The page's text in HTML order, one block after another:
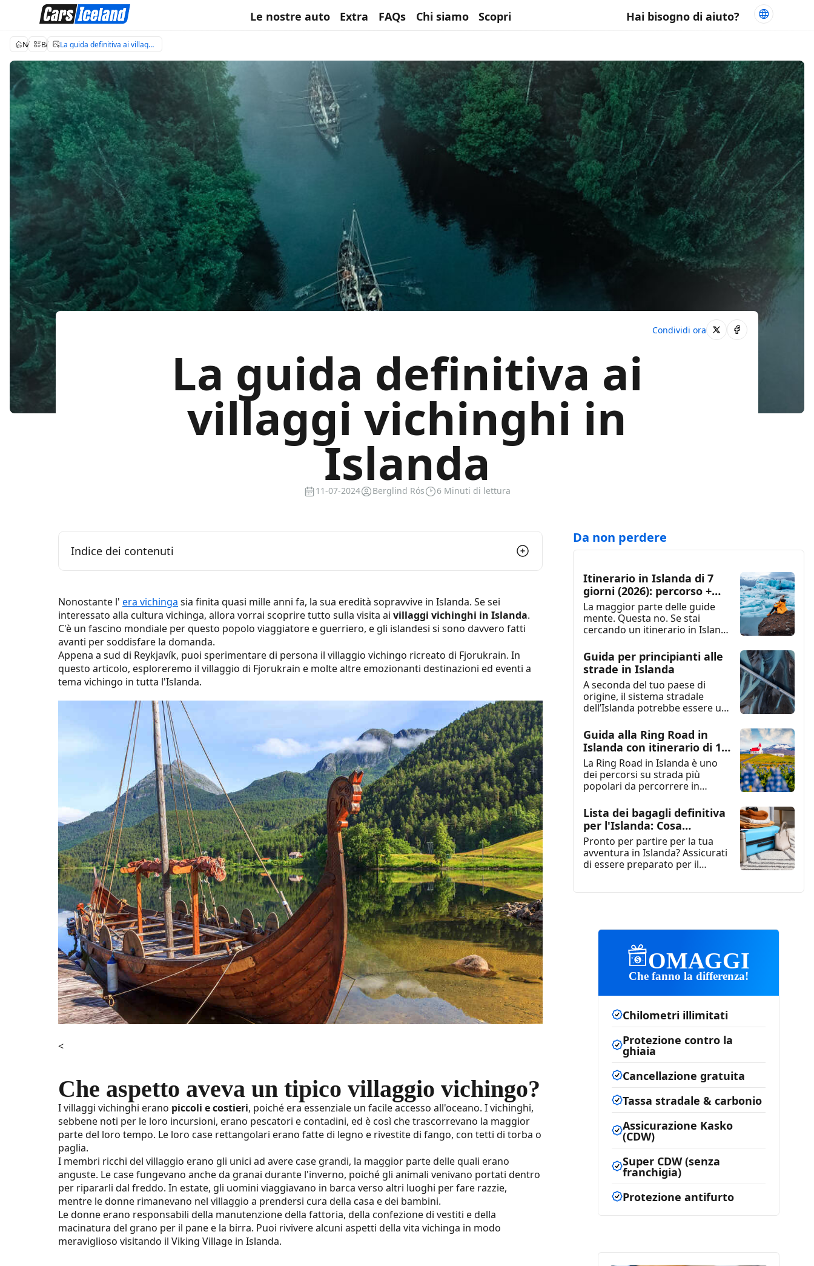
Le nostre auto Extra FAQs Chi siamo Scopri Hai bisogno di aiuto?
Noleggio auto Islanda
Blog di viaggio in Islanda La guida definitiva ai villaggi vichinghi in Islanda
La guida definitiva ai
villaggi vichinghi in
Islanda
11-07-2024 Berglind Rós 6 Minuti di lettura
Condividi ora
Indice dei contenuti
Il villaggio vichingo di Fjorukrain
Hotel Viking e i suoi ristoranti
Il Festival Vichingo di Hafnarfjörður in Islanda
Il fine settimana del commercio medievale a Gásir
Ristorante vichingo Ingolfskáli
Museo mondiale vichingo
Il Museo Nazionale d'Islanda
Il Museo della Saga
Villaggi vichinghi e stile di vita in Islanda
Nonostante l' era vichinga sia finita quasi mille anni fa, la sua eredità sopravvive in Islanda. Se sei
interessato alla cultura vichinga, allora vorrai scoprire tutto sulla visita ai villaggi vichinghi in Islanda.
C'è un fascino mondiale per questo popolo viaggiatore e guerriero, e gli islandesi si sono davvero fatti
avanti per soddisfare la domanda.
Appena a sud di Reykjavík, puoi sperimentare di persona il villaggio vichingo ricreato di Fjorukrain. In
questo articolo, esploreremo il villaggio di Fjorukrain e molte altre emozionanti destinazioni ed eventi a
tema vichingo in tutta l'Islanda.
<
Che aspetto aveva un tipico villaggio vichingo?
I villaggi vichinghi erano piccoli e costieri, poiché era essenziale un facile accesso all'oceano. I vichinghi,
sebbene noti per le loro incursioni, erano pescatori e contadini, ed è così che trascorrevano la maggior
parte del loro tempo. Le loro case rettangolari erano fatte di legno e rivestite di fango, con tetti di torba o
paglia.
I membri ricchi del villaggio erano gli unici ad avere case grandi, la maggior parte delle quali erano
anguste. Le case fungevano anche da granai durante l'inverno, poiché gli animali venivano portati dentro
per ripararli dal freddo. In estate, gli uomini viaggiavano in barca verso altri luoghi per fare razzie,
mentre le donne rimanevano nel villaggio a prendersi cura della casa e dei bambini.
Le donne erano responsabili della manutenzione della fattoria, della confezione di vestiti e della
macinatura del grano per il pane e la birra. Puoi rivivere alcuni aspetti della vita vichinga in modo
meraviglioso visitando il Viking Village in Islanda.
Da non perdere
Itinerario in Islanda di 7
giorni (2026): percorso +
mappa + consigli
La maggior parte delle guide
mente. Questa no. Se stai
cercando un itinerario in Islanda
Guida per principianti alle
strade in Islanda
A seconda del tuo paese di
origine, il sistema stradale
dell’Islanda potrebbe essere un
Guida alla Ring Road in
Islanda con itinerario di 10
giorni
La Ring Road in Islanda è uno
dei percorsi su strada più
popolari da percorrere in
Lista dei bagagli definitiva
per l'Islanda: Cosa
indossare in Islanda
Pronto per partire per la tua
avventura in Islanda? Assicurati
di essere preparato per il
OMAGGI
Che fanno la differenza!
Chilometri illimitati
Protezione contro la
ghiaia
Cancellazione gratuita
Tassa stradale & carbonio
Assicurazione Kasko
(CDW)
Super CDW (senza
franchigia)
Protezione antifurto